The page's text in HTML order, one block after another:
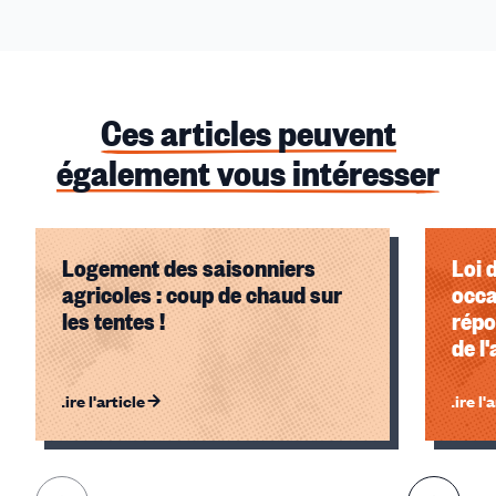
Ces articles peuvent
également vous intéresser
Logement des saisonniers
agricoles : coup de chaud sur
les tentes !
Lire l'article
Loi
de
Lire